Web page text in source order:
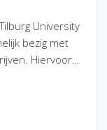
University
bezig met
Hiervoor…